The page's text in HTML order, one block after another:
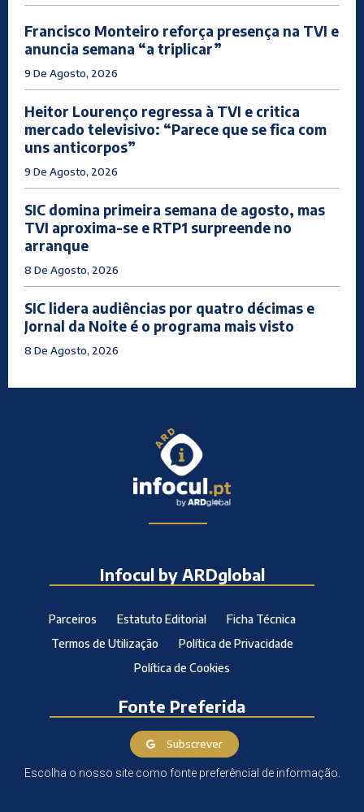
Francisco Monteiro reforça presença na TVI e
anuncia semana “a triplicar”
9 De Agosto, 2026
Heitor Lourenço regressa à TVI e critica
mercado televisivo: “Parece que se fica com
uns anticorpos”
9 De Agosto, 2026
SIC domina primeira semana de agosto, mas
TVI aproxima-se e RTP1 surpreende no
arranque
8 De Agosto, 2026
SIC lidera audiências por quatro décimas e
Jornal da Noite é o programa mais visto
8 De Agosto, 2026
Infocul by ARDglobal
Parceiros Estatuto Editorial
Ficha Técnica
Termos de Utilização
Política de Privacidade
Política de Cookies
Fonte Preferida
Subscrever
Escolha o nosso site como fonte preferêncial de informação.